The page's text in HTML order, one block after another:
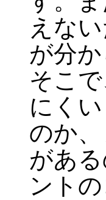
えな
が分
そこ
にく
のか
があ
ント